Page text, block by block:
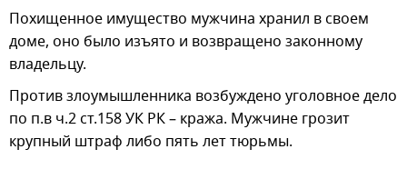
Похищенное имущество мужчина хранил в своем
доме, оно было изъято и возвращено законному
владельцу.
Против злоумышленника возбуждено уголовное дело
по п.в ч.2 ст.158 УК РК – кража. Мужчине грозит
крупный штраф либо пять лет тюрьмы.